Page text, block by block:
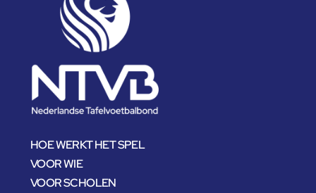
HOE WERKT HET SPEL
VOOR WIE
VOOR SCHOLEN